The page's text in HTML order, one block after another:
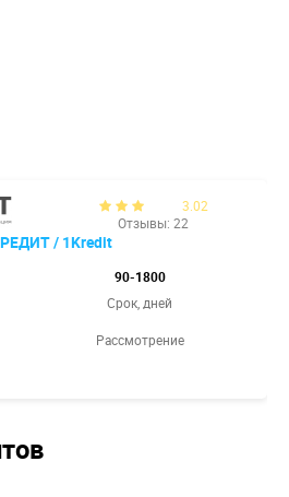
3.02
Отзывы: 22
/ 1Kredit
90-1800
Срок, дней
Рассмотрение